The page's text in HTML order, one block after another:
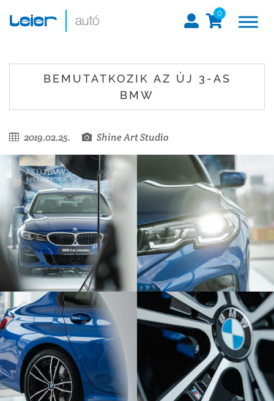
0
BEMUTATKOZIK AZ ÚJ 3-AS
BMW
2019.02.25. Shine Art Studio